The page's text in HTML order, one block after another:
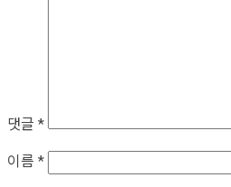
댓글 *
이름 *